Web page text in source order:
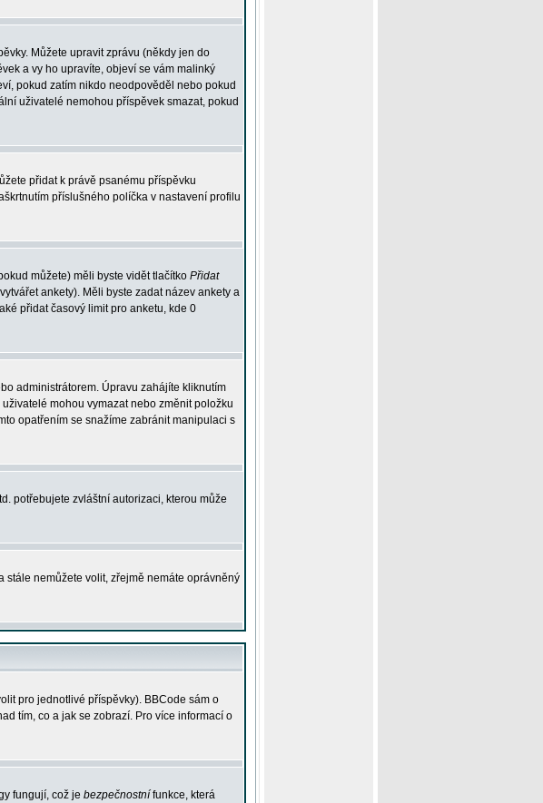
Můžete upravit zprávu (někdy jen do
a vy ho upravíte, objeví se vám malinký
pokud zatím nikdo neodpověděl nebo pokud
uživatelé nemohou příspěvek smazat, pokud
přidat k právě psanému příspěvku
příslušného políčka v nastavení profilu
můžete) měli byste vidět tlačítko Přidat
ankety). Měli byste zadat název ankety a
přidat časový limit pro anketu, kde 0
administrátorem. Úpravu zahájíte kliknutím
mohou vymazat nebo změnit položku
opatřením se snažíme zabránit manipulaci s
potřebujete zvláštní autorizaci, kterou může
stále nemůžete volit, zřejmě nemáte oprávněný
pro jednotlivé příspěvky). BBCode sám o
tím, co a jak se zobrazí. Pro více informací o
fungují, což je bezpečnostní funkce, která